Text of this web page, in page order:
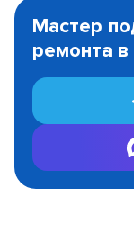
1
Мастер
ремонта в